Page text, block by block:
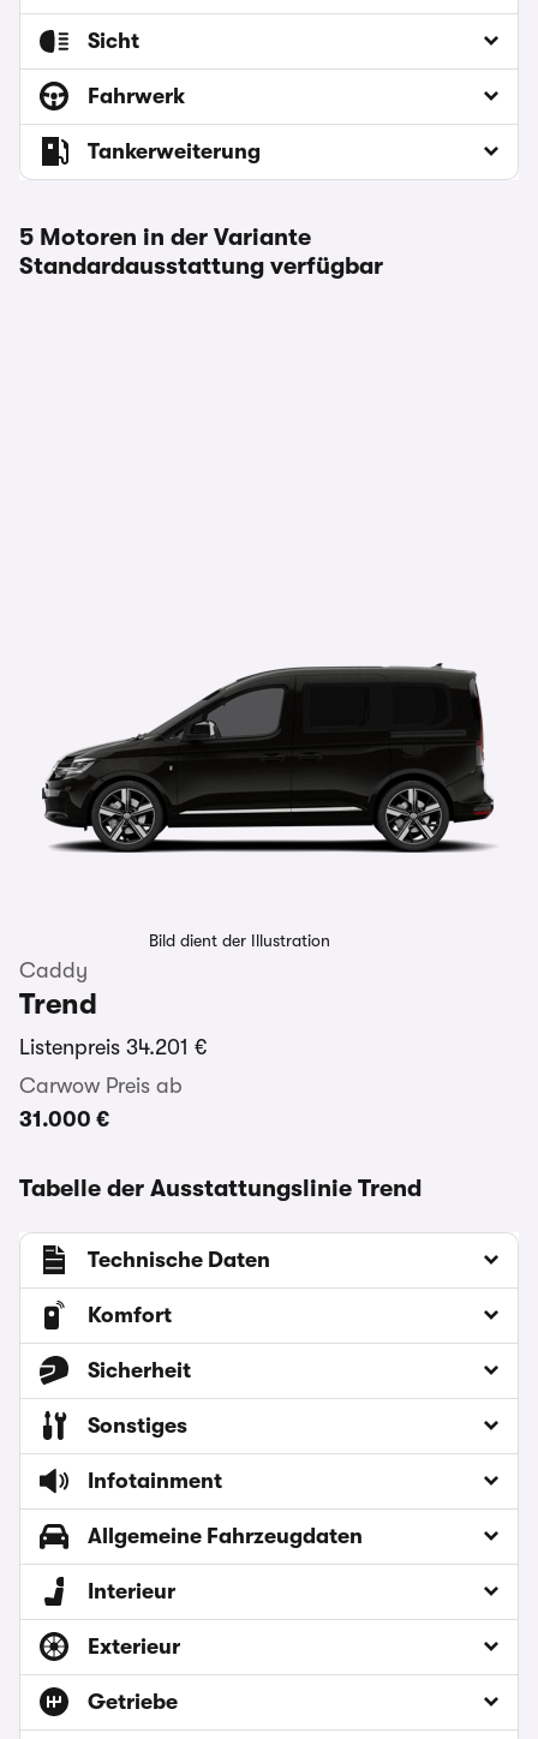
Sicht
Fahrwerk
Tankerweiterung
5 Motoren in der Variante
Standardausstattung verfügbar
Bild dient der Illustration
Caddy
Trend
Listenpreis 34.201 €
Carwow Preis ab
31.000 €
Tabelle der Ausstattungslinie Trend
Technische Daten
Komfort
Sicherheit
Sonstiges
Infotainment
Allgemeine Fahrzeugdaten
Interieur
Exterieur
Getriebe